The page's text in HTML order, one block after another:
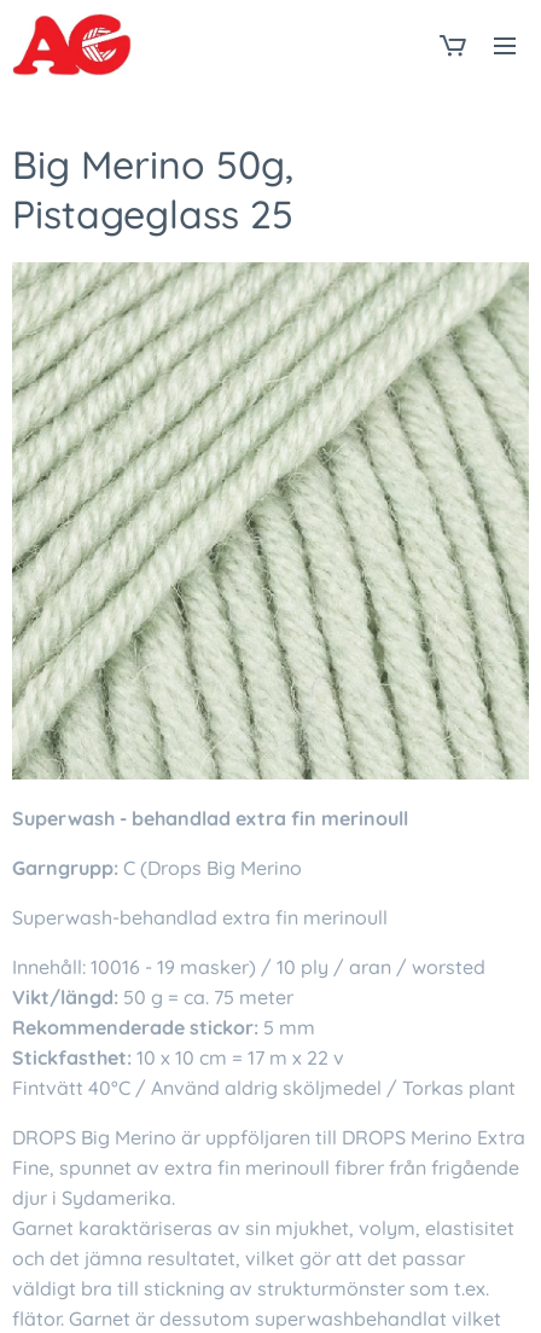
Big Merino 50g,
Pistageglass 25
Superwash - behandlad extra fin merinoull
Garngrupp: C (Drops Big Merino
Superwash-behandlad extra fin merinoull
Innehåll: 10016 - 19 masker) / 10 ply / aran / worsted
Vikt/längd: 50 g = ca. 75 meter
Rekommenderade stickor: 5 mm
Stickfasthet: 10 x 10 cm = 17 m x 22 v
Fintvätt 40°C / Använd aldrig sköljmedel / Torkas plant
DROPS Big Merino är uppföljaren till DROPS Merino Extra
Fine, spunnet av extra fin merinoull fibrer från frigående
djur i Sydamerika.
Garnet karaktäriseras av sin mjukhet, volym, elastisitet
och det jämna resultatet, vilket gör att det passar
väldigt bra till stickning av strukturmönster som t.ex.
flätor. Garnet är dessutom superwashbehandlat vilket